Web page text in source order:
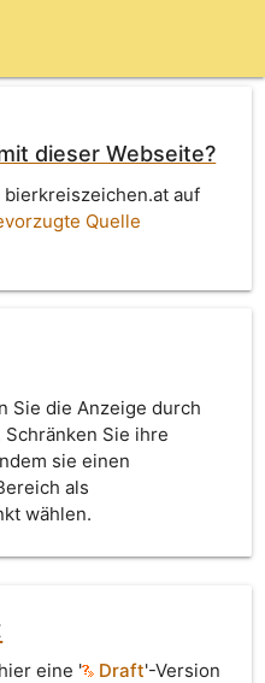
dieser Webseite?
bierkreiszeichen.at auf
Quelle
Sie die Anzeige durch
Schränken Sie ihre
sie einen
als
wählen.
eine ' Draft'-Version